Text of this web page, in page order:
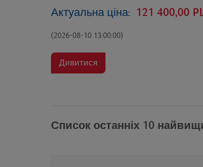
Актуальна ціна: 121 400,00
(2026-08-10 13:00:00)
Дивитися
Список останніх 10